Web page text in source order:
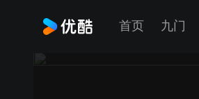
首页 九门